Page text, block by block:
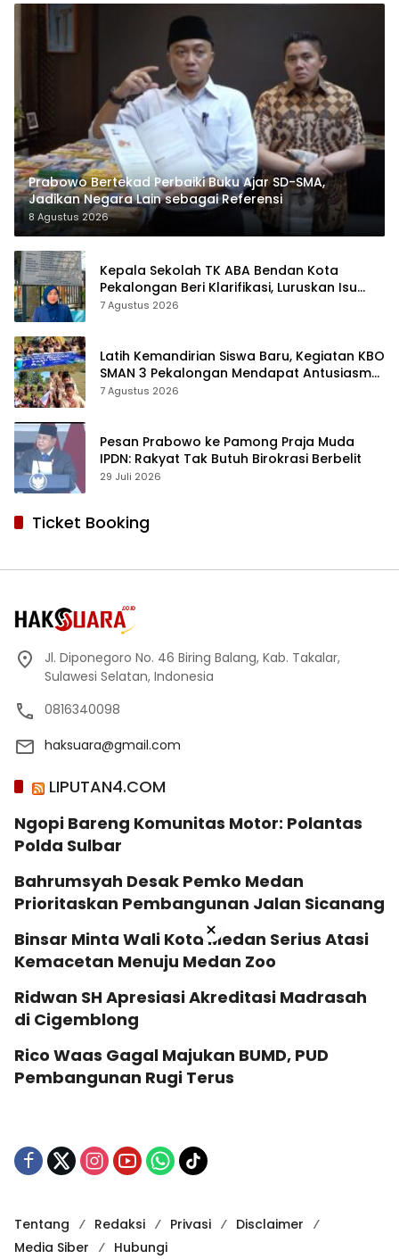
Prabowo Bertekad Perbaiki Buku Ajar SD-SMA,
Jadikan Negara Lain sebagai Referensi
8 Agustus 2026
Kepala Sekolah TK ABA Bendan Kota
Pekalongan Beri Klarifikasi, Luruskan Isu
Proyek Revitalisasi
7 Agustus 2026
Latih Kemandirian Siswa Baru, Kegiatan KBO
SMAN 3 Pekalongan Mendapat Antusiasme
dan Respon Positif Orang Tua Murid
7 Agustus 2026
Pesan Prabowo ke Pamong Praja Muda
IPDN: Rakyat Tak Butuh Birokrasi Berbelit
29 Juli 2026
Ticket Booking
Jl. Diponegoro No. 46 Biring Balang, Kab. Takalar,
Sulawesi Selatan, Indonesia
0816340098
haksuara@gmail.com
LIPUTAN4.COM
Ngopi Bareng Komunitas Motor: Polantas
Polda Sulbar
Bahrumsyah Desak Pemko Medan
Prioritaskan Pembangunan Jalan Sicanang
Binsar Minta Wali Kota Medan Serius Atasi
Kemacetan Menuju Medan Zoo
Ridwan SH Apresiasi Akreditasi Madrasah
di Cigemblong
Rico Waas Gagal Majukan BUMD, PUD
Pembangunan Rugi Terus
Tentang Redaksi Privasi
Disclaimer
Media Siber
Hubungi
×